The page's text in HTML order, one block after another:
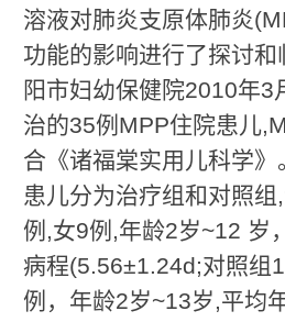
溶液对肺炎支原体肺炎
功能的影响进行了探讨
阳市妇幼保健院2010年3
治的35例MPP住院患儿
合《诸福棠实用儿科学
患儿分为治疗组和对照
例,女9例,年龄2岁~12 岁
病程(5.56±1.24d;对照组
例，年龄2岁~13岁,平均